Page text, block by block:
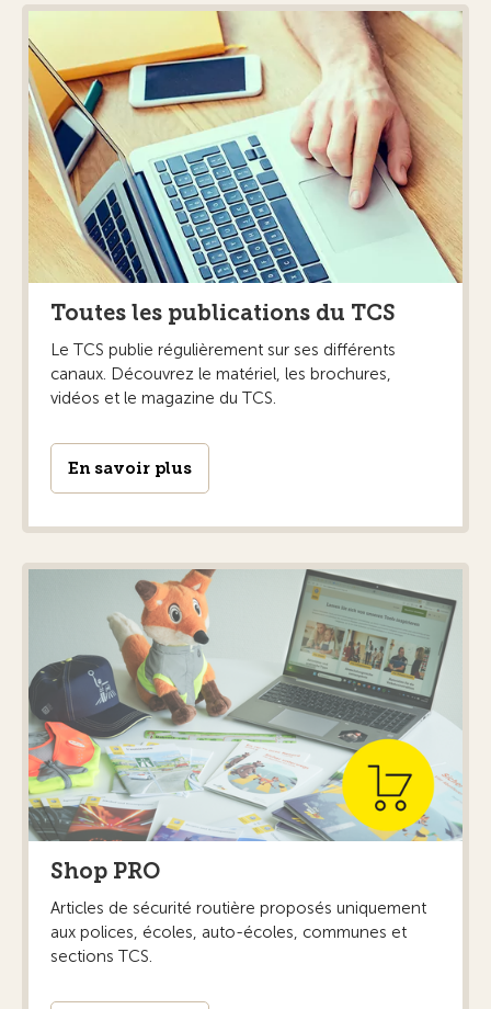
Toutes les publications du TCS
Le TCS publie régulièrement sur ses différents
canaux. Découvrez le matériel, les brochures,
vidéos et le magazine du TCS.
En savoir plus
Shop PRO
Articles de sécurité routière proposés uniquement
aux polices, écoles, auto-écoles, communes et
sections TCS.